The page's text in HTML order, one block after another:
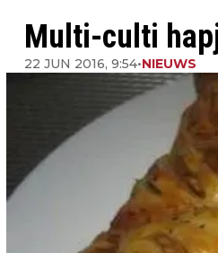
Multi-culti
22 JUN 2016, 9:54•NIEUWS